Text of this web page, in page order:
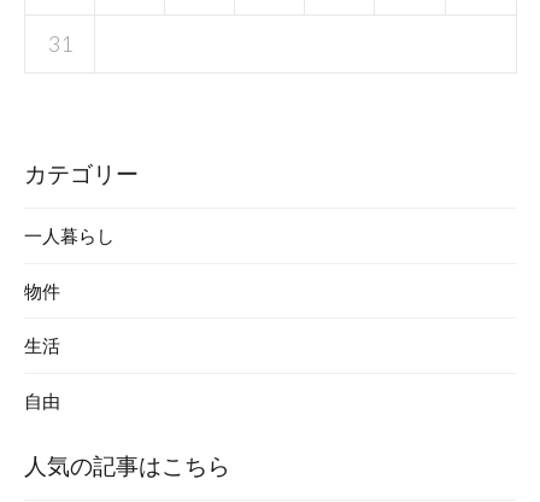
31
カテゴリー
一人暮らし
物件
生活
自由
人気の記事はこちら